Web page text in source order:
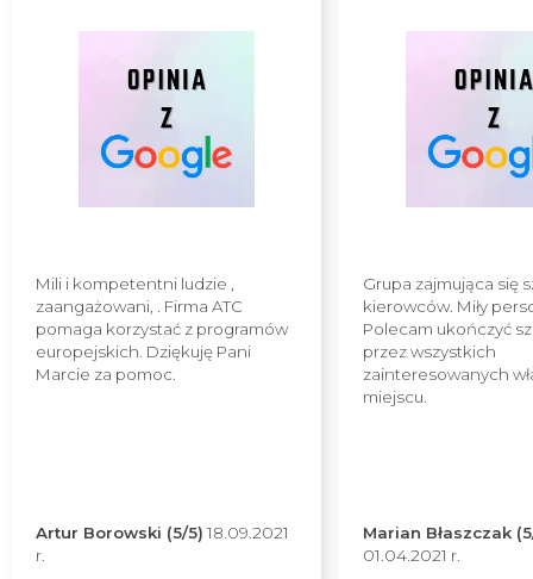
Mili i kompetentni ludzie ,
zaangażowani, . Firma ATC
pomaga korzystać z programów
europejskich. Dziękuję Pani
Marcie za pomoc.
Artur Borowski (5/5) 18.09.2021
r.
Grupa zajmująca się
kierowców. Miły
Polecam ukończyć
przez wszystkich
zainteresowanych
miejscu.
Marian Błaszczak
01.04.2021 r.